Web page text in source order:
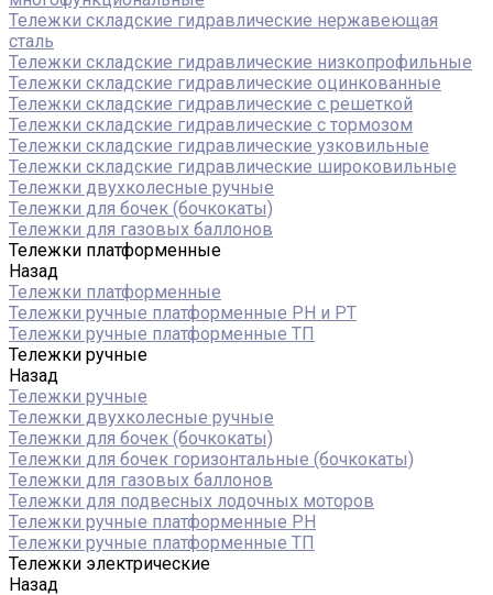
Тележки складские гидравлические нержавеющая
сталь
Тележки складские гидравлические низкопрофильные
Тележки складские гидравлические оцинкованные
Тележки складские гидравлические с решеткой
Тележки складские гидравлические с тормозом
Тележки складские гидравлические узковильные
Тележки складские гидравлические широковильные
Тележки двухколесные ручные
Тележки для бочек (бочкокаты)
Тележки для газовых баллонов
Тележки платформенные
Назад
Тележки платформенные
Тележки ручные платформенные PH и PT
Тележки ручные платформенные ТП
Тележки ручные
Назад
Тележки ручные
Тележки двухколесные ручные
Тележки для бочек (бочкокаты)
Тележки для бочек горизонтальные (бочкокаты)
Тележки для газовых баллонов
Тележки для подвесных лодочных моторов
Тележки ручные платформенные PH
Тележки ручные платформенные ТП
Тележки электрические
Назад